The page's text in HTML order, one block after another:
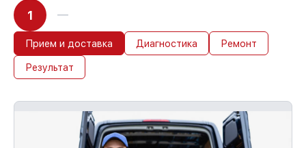
1
Прием и доставка Диагностика Ремонт
Результат